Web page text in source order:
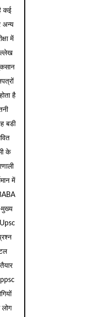
कई
अन्य
में
है
बडी
के
में
लोग